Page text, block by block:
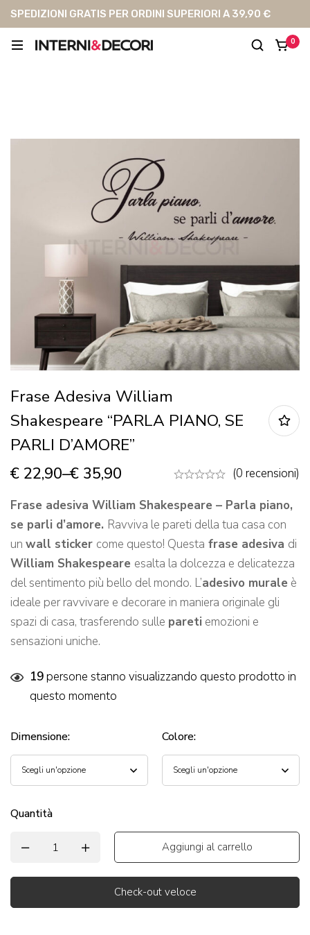
SPEDIZIONI GRATIS PER ORDINI SUPERIORI A 39,90 €
0
Frase Adesiva William
Shakespeare “PARLA PIANO, SE
PARLI D’AMORE”
€ 22,90–€ 35,90
(0 recensioni)
Frase adesiva William Shakespeare – Parla piano,
se parli d’amore. Ravviva le pareti della tua casa con
un wall sticker come questo! Questa frase adesiva di
William Shakespeare esalta la dolcezza e delicatezza
del sentimento più bello del mondo. L’adesivo murale è
ideale per ravvivare e decorare in maniera originale gli
spazi di casa, trasferendo sulle pareti emozioni e
sensazioni uniche.
19persone stanno visualizzando questo prodotto in
questo momento
Dimensione: Colore:
Quantità
Aggiungi al carrello
Check-out veloce